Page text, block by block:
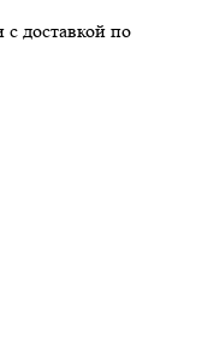
с доставкой по